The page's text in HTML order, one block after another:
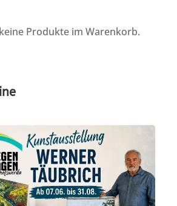
Produkte im Warenkorb.